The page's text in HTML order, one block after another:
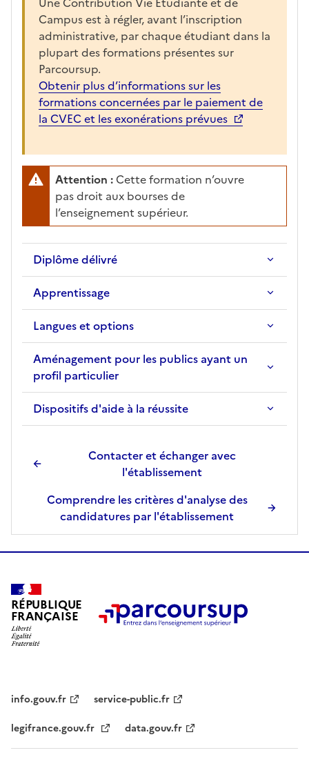
Campus est à régler, avant l’inscription
administrative, par chaque étudiant dans la
plupart des formations présentes sur
Parcoursup.
Obtenir plus d’informations sur les
formations concernées par le paiement de
la CVEC et les exonérations prévues
Attention : Cette formation n’ouvre
pas droit aux bourses de
l’enseignement supérieur.
Diplôme délivré
Apprentissage
Langues et options
Aménagement pour les publics ayant un
profil particulier
Dispositifs d'aide à la réussite
Contacter et échanger avec
l'établissement
Comprendre les critères d'analyse des
candidatures par l'établissement
RÉPUBLIQUE
FRANÇAISE
info.gouv.fr
service-public.fr
legifrance.gouv.fr
data.gouv.fr